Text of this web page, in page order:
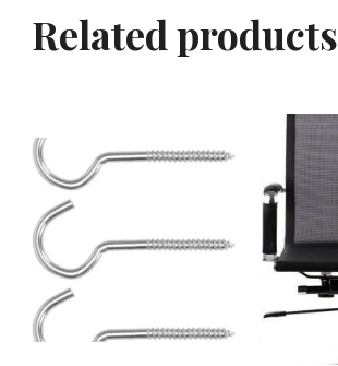
Related products